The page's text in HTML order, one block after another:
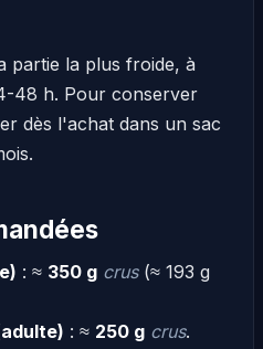
partie la plus froide, à
48 h. Pour conserver
dès l'achat dans un sac
: ≈ 350 g crus(≈ 193 g
: ≈ 250 g crus.